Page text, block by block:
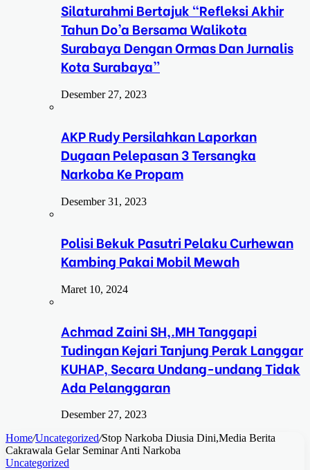
Silaturahmi Bertajuk “Refleksi Akhir
Tahun Do’a Bersama Walikota
Surabaya Dengan Ormas Dan Jurnalis
Kota Surabaya”
Desember 27, 2023
AKP Rudy Persilahkan Laporkan
Dugaan Pelepasan 3 Tersangka
Narkoba Ke Propam
Desember 31, 2023
Polisi Bekuk Pasutri Pelaku Curhewan
Kambing Pakai Mobil Mewah
Maret 10, 2024
Achmad Zaini SH,.MH Tanggapi
Tudingan Kejari Tanjung Perak Langgar
KUHAP, Secara Undang-undang Tidak
Ada Pelanggaran
Desember 27, 2023
Home/Uncategorized/Stop Narkoba Diusia Dini,Media Berita
Cakrawala Gelar Seminar Anti Narkoba
Uncategorized